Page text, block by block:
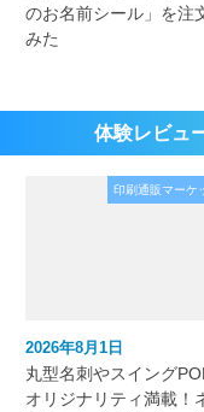
のお名前シール」を注
みた
体験レビュ
印刷通販マーケ
2026年8月1日
丸型名刺やスイング
オリジナリティ満載！